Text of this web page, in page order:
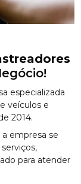
especializada
veículos e
2014.
empresa se
para atender